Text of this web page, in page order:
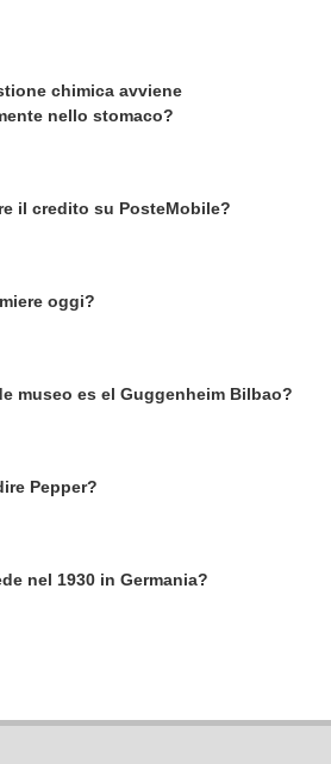
chimica avviene
nello stomaco?
il credito su PosteMobile?
oggi?
museo es el Guggenheim Bilbao?
Pepper?
nel 1930 in Germania?